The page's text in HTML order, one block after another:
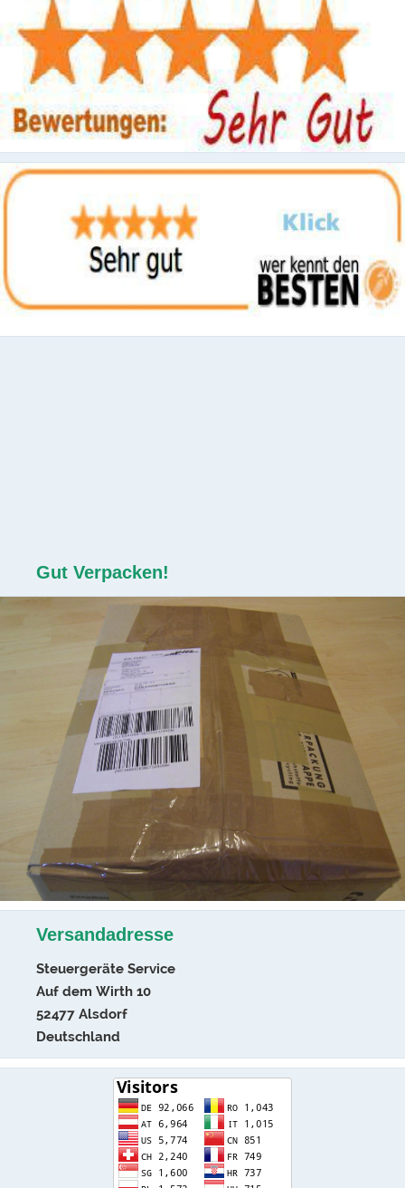
Gut Verpacken!
Versandadresse
Steuergeräte Service
Auf dem Wirth 10
52477 Alsdorf
Deutschland